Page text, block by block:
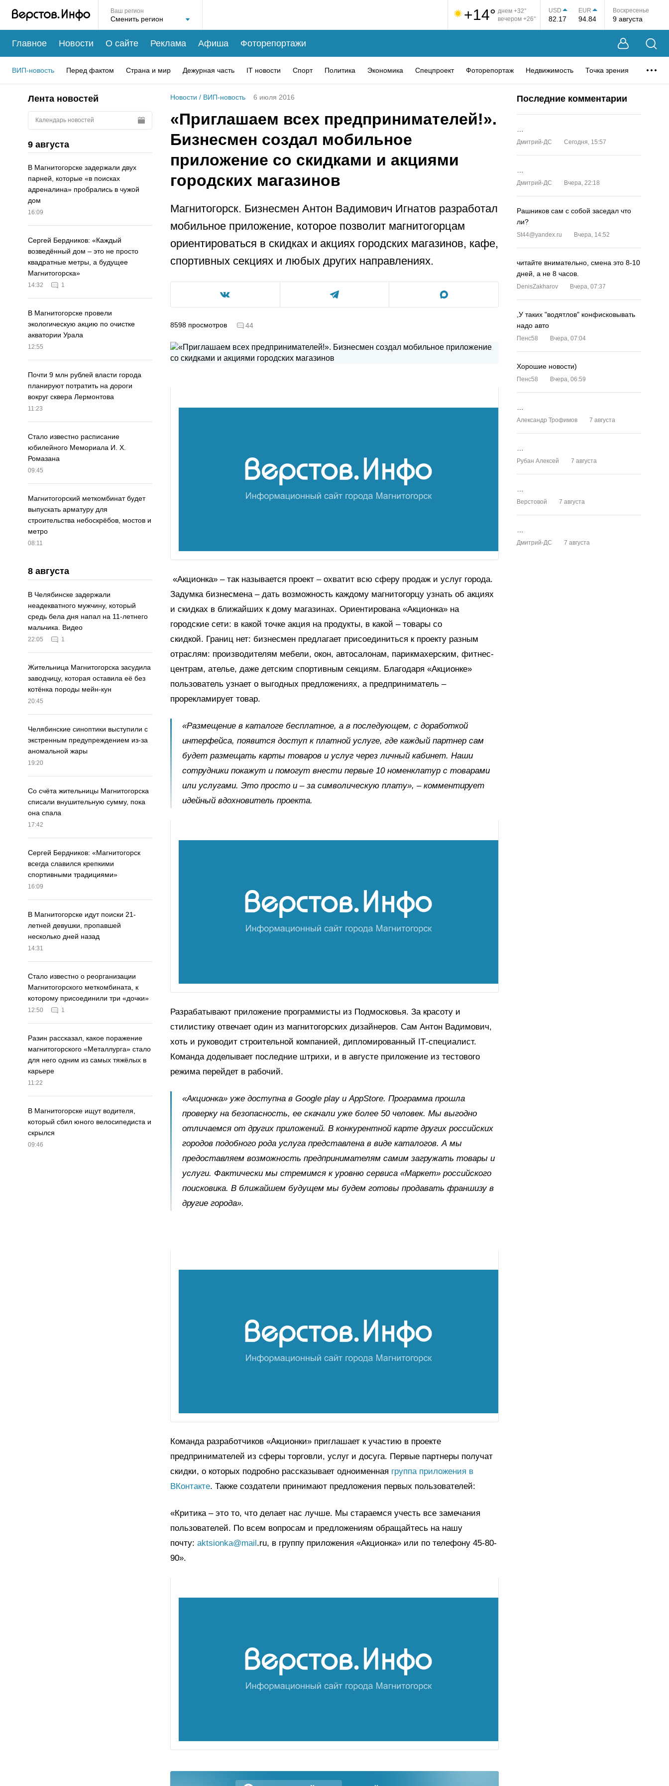
Ваш регион +14° днем +32°
вечером +26°
USD
82.17
EUR
94.84
Воскресенье
9 августа
Главное Новости О сайте Реклама Афиша Фоторепортажи
ВИП-новость Перед фактом Страна и мир Дежурная часть IT новости Спорт Политика Экономика Спецпроект Фоторепортаж Недвижимость Точка зрения
Лента новостей
Календарь новостей
9 августа
В Магнитогорске задержали двух
парней, которые «в поисках
адреналина» пробрались в чужой
дом
16:09
Сергей Бердников: «Каждый
возведённый дом – это не просто
квадратные метры, а будущее
Магнитогорска»
14:32 1
В Магнитогорске провели
экологическую акцию по очистке
акватории Урала
12:55
Почти 9 млн рублей власти города
планируют потратить на дороги
вокруг сквера Лермонтова
11:23
Стало известно расписание
юбилейного Мемориала И. Х.
Ромазана
09:45
Магнитогорский меткомбинат будет
выпускать арматуру для
строительства небоскрёбов, мостов и
метро
08:11
8 августа
В Челябинске задержали
неадекватного мужчину, который
средь бела дня напал на 11-летнего
мальчика. Видео
22:05 1
Жительница Магнитогорска засудила
заводчицу, которая оставила её без
котёнка породы мейн-кун
20:45
Челябинские синоптики выступили с
экстренным предупреждением из-за
аномальной жары
19:20
Со счёта жительницы Магнитогорска
списали внушительную сумму, пока
она спала
17:42
Сергей Бердников: «Магнитогорск
всегда славился крепкими
спортивными традициями»
16:09
В Магнитогорске идут поиски 21-
летней девушки, пропавшей
несколько дней назад
14:31
Стало известно о реорганизации
Магнитогорского меткомбината, к
которому присоединили три «дочки»
12:50 1
Разин рассказал, какое поражение
магнитогорского «Металлурга» стало
для него одним из самых тяжёлых в
карьере
11:22
В Магнитогорске ищут водителя,
который сбил юного велосипедиста и
скрылся
09:46
Новости / ВИП-новость 6 июля 2016
«Приглашаем всех предпринимателей!».
Бизнесмен создал мобильное
приложение со скидками и акциями
городских магазинов
Магнитогорск. Бизнесмен Антон Вадимович Игнатов разработал
мобильное приложение, которое позволит магнитогорцам
ориентироваться в скидках и акциях городских магазинов, кафе,
спортивных секциях и любых других направлениях.
8598 просмотров 44
«Акционка» – так называется проект – охватит всю сферу продаж и услуг города.
Задумка бизнесмена – дать возможность каждому магнитогорцу узнать об акциях
и скидках в ближайших к дому магазинах. Ориентирована «Акционка» на
городские сети: в какой точке акция на продукты, в какой – товары со
скидкой. Границ нет: бизнесмен предлагает присоединиться к проекту разным
отраслям: производителям мебели, окон, автосалонам, парикмахерским, фитнес-
центрам, ателье, даже детским спортивным секциям. Благодаря «Акционке»
пользователь узнает о выгодных предложениях, а предприниматель –
прорекламирует товар.
«Размещение в каталоге бесплатное, а в последующем, с доработкой
интерфейса, появится доступ к платной услуге, где каждый партнер сам
будет размещать карты товаров и услуг через личный кабинет. Наши
сотрудники покажут и помогут внести первые 10 номенклатур с товарами
или услугами. Это просто и – за символическую плату», – комментирует
идейный вдохновитель проекта.
Разрабатывают приложение программисты из Подмосковья. За красоту и
стилистику отвечает один из магнитогорских дизайнеров. Сам Антон Вадимович,
хоть и руководит строительной компанией, дипломированный IT-специалист.
Команда доделывает последние штрихи, и в августе приложение из тестового
режима перейдет в рабочий.
«Акционка» уже доступна в Google play и AppStore. Программа прошла
проверку на безопасность, ее скачали уже более 50 человек. Мы выгодно
отличаемся от других приложений. В конкурентной карте других российских
городов подобного рода услуга представлена в виде каталогов. А мы
предоставляем возможность предпринимателям самим загружать товары и
услуги. Фактически мы стремимся к уровню сервиса «Маркет» российского
поисковика. В ближайшем будущем мы будем готовы продавать франшизу в
другие города».
Команда разработчиков «Акционки» приглашает к участию в проекте
предпринимателей из сферы торговли, услуг и досуга. Первые партнеры получат
скидки, о которых подробно рассказывает одноименная группа приложения в
ВКонтакте. Также создатели принимают предложения первых пользователей:
«Критика – это то, что делает нас лучше. Мы стараемся учесть все замечания
пользователей. По всем вопросам и предложениям обращайтесь на нашу
почту: aktsionka@mail.ru, в группу приложения «Акционка» или по телефону 45-80-
90».
Последние комментарии
Дмитрий-ДС Сегодня, 15:57
Дмитрий-ДС Вчера, 22:18
Рашников сам с собой заседал что
ли?
St44@yandex.ru Вчера, 14:52
читайте внимательно, смена это 8-10
дней, а не 8 часов.
DenisZakharov Вчера, 07:37
,У таких "водятлов" конфисковывать
надо авто
Пенс58 Вчера, 07:04
Хорошие новости)
Пенс58 Вчера, 06:59
Александр Трофимов 7 августа
Рубан Алексей 7 августа
Верстовой 7 августа
Дмитрий-ДС 7 августа